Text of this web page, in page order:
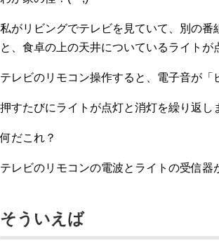
私がリビングでテレビを見ていて、別の
と、食卓の上の天井についているライトが
テレビのリモコン操作すると、電子音が「
押すたびにライトが点灯と消灯を繰り返し
何だこれ？
テレビのリモコンの電波とライトの受信器
そういえば